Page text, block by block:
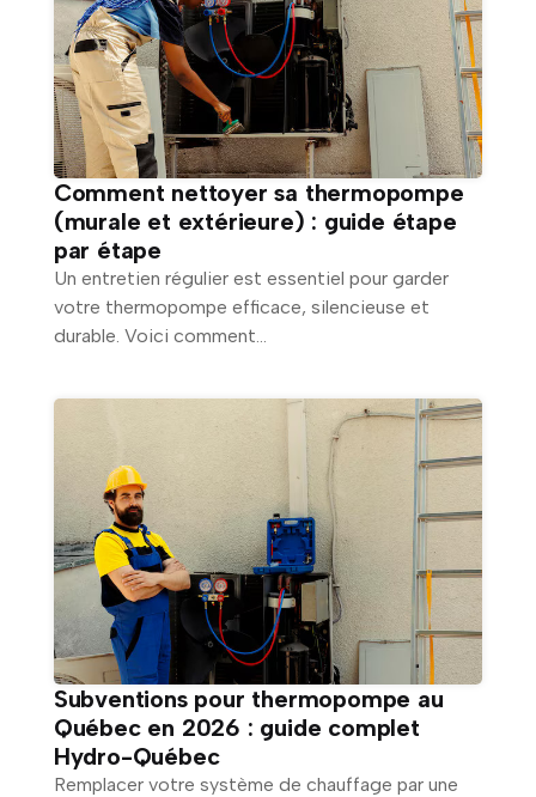
Comment nettoyer sa thermopompe
(murale et extérieure) : guide étape
par étape
Un entretien régulier est essentiel pour garder
votre thermopompe efficace, silencieuse et
durable. Voici comment...
Subventions pour thermopompe au
Québec en 2026 : guide complet
Hydro-Québec
Remplacer votre système de chauffage par une